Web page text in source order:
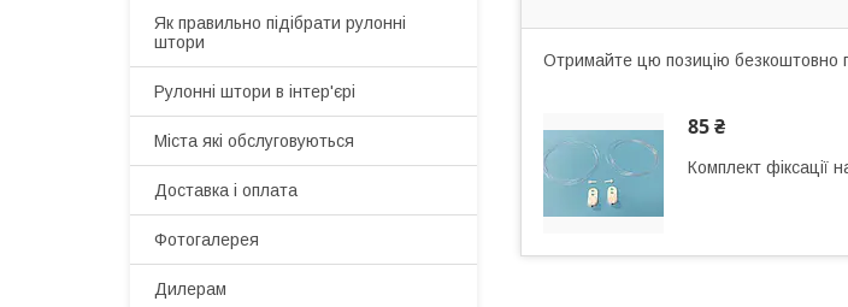
Отримайте цю позицію безкоштовно
85 ₴
Комплект фіксації
Як правильно підібрати рулонні
штори
Рулонні штори в інтер'єрі
Міста які обслуговуються
Доставка і оплата
Фотогалерея
Дилерам